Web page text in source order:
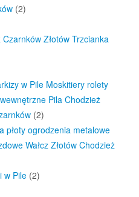
(2)
Czarnków Złotów Trzcianka
w Pile Moskitiery rolety
Pila Chodzież
(2)
płoty ogrodzenia metalowe
Wałcz Złotów Chodzież
w Pile (2)